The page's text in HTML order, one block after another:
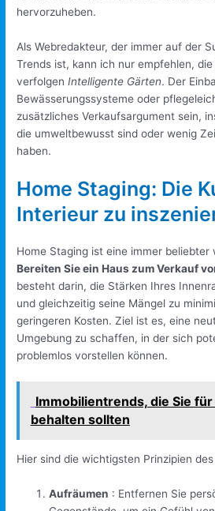
hervorzuheben.
Als Webredakteur, der immer auf der
Trends ist, kann ich nur empfehlen,
verfolgenIntelligente Gärten. Der
Bewässerungssysteme oder
zusätzliches Verkaufsargument sein,
die umweltbewusst sind oder wenig
haben.
Home Staging: Die
Interieur zu
Home Staging ist eine immer beliebter
Bereiten Sie ein Haus zum Verkauf
besteht darin, die Stärken Ihres
und gleichzeitig seine Mängel zu
geringeren Kosten. Ziel ist es, eine
Umgebung zu schaffen, in der sich
problemlos vorstellen können.
Immobilientrends, die Sie
behalten sollten
Hier sind die wichtigsten Prinzipien
Aufräumen : Entfernen Sie